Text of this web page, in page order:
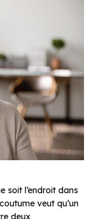
soit l’endroit dans
veut qu’un
deux